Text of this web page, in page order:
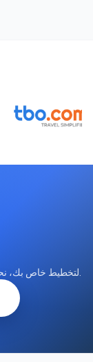
تواصل معنا عبر WhatsApp لتخطيط خاص بك، نحن هنا على مدار الساعة.